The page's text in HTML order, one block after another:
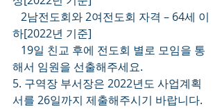
하[2022년 기준]
해서 임원을 선출해주세요.
5. 구역장 부서장은 2022년도 사업계획
서를 26일까지 제출해주시기 바랍니다.